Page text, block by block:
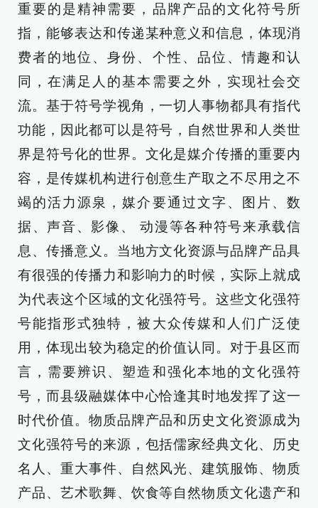
重要的是精神需要，品牌产品的文化符号所
指，能够表达和传递某种意义和信息，体现消
费者的地位、身份、个性、品位、情趣和认
同，在满足人的基本需要之外，实现社会交
流。基于符号学视角，一切人事物都具有指代
功能，因此都可以是符号，自然世界和人类世
界是符号化的世界。文化是媒介传播的重要内
容，是传媒机构进行创意生产取之不尽用之不
竭的活力源泉，媒介要通过文字、图片、数
据、声音、影像、 动漫等各种符号来承载信
息、传播意义。当地方文化资源与品牌产品具
有很强的传播力和影响力的时候，实际上就成
为代表这个区域的文化强符号。这些文化强符
号能指形式独特，被大众传媒和人们广泛使
用，体现出较为稳定的价值认同。对于县区而
言，需要辨识、塑造和强化本地的文化强符
号，而县级融媒体中心恰逢其时地发挥了这一
时代价值。物质品牌产品和历史文化资源成为
文化强符号的来源，包括儒家经典文化、历史
名人、重大事件、自然风光、建筑服饰、物质
产品、艺术歌舞、饮食等自然物质文化遗产和